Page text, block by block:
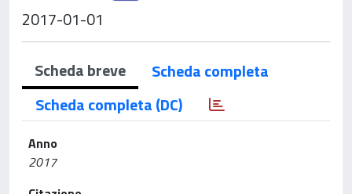
2017-01-01
Scheda breve
Scheda completa
Scheda completa (DC)
Anno
2017